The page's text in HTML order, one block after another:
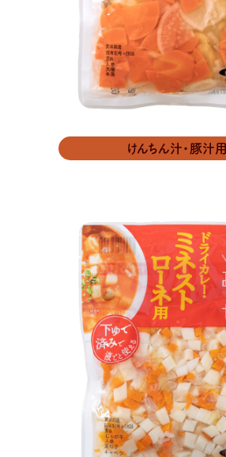
けんちん汁・豚汁用